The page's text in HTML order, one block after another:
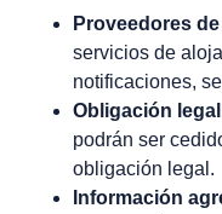
Proveedores
servicios de
notificaciones,
Obligación
podrán ser
obligación legal.
Información